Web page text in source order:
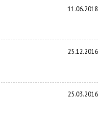
11.06.2018
25.12.2016
25.03.2016